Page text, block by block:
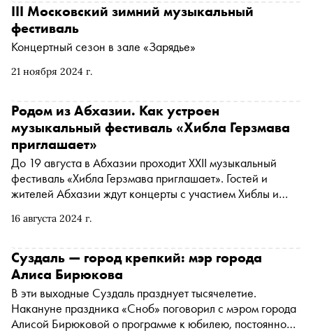
хореографические постановки, спектакли для детей.
«Сноб» рассказывает, что послушать на фестивале в
этом году
21 ноября 2024 г.
III Московский зимний музыкальный
фестиваль
Концертный сезон в зале «Зарядье»
16 августа 2024 г.
Родом из Абхазии. Как устроен
музыкальный фестиваль «Хибла Герзмава
приглашает»
До 19 августа в Абхазии проходит XXII музыкальный
фестиваль «Хибла Герзмава приглашает». Гостей и
жителей Абхазии ждут концерты с участием Хиблы и
и лауреатов профессиональных конкурсов. А после
России и даст два концерта в Китае. «Сноб»
рассказывает о главных событиях фестиваля и о том, на
какие концерты еще можно попасть
Суздаль — город крепкий: мэр города
Алиса Бирюкова
В эти выходные Суздаль празднует тысячелетие.
Накануне праздника «Сноб» поговорил с мэром города
Алисой Бирюковой о программе к юбилею, постоянном